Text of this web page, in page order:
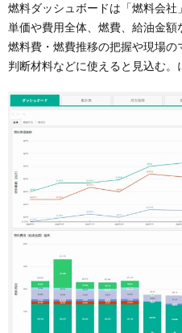
燃料ダッシュボードは「燃料会
単価や費用全体、燃費、給油金額
燃料費・燃費推移の把握や現場
判断材料などに使えると見込む。